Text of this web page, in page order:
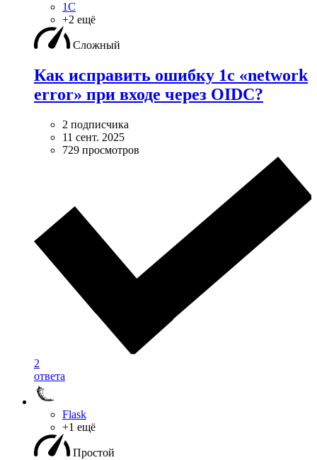
1С
+2 ещё
Сложный
Как исправить ошибку 1с «network
error» при входе через OIDC?
2 подписчика
11 сент. 2025
729 просмотров
2
ответа
Flask
+1 ещё
Простой